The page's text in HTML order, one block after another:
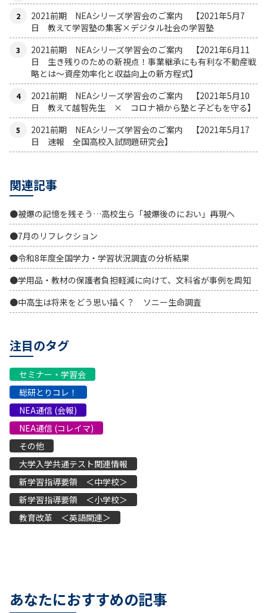
2021前期 NEAシリーズ学習会のご案内 【2021年5月7
日 教えて学習塾の集客×デジタル社会の学習塾
2021前期 NEAシリーズ学習会のご案内 【2021年6月11
日 生き残りのための新視点！事業継承にも有利な不動産戦
略とは〜資産効率化と収益向上の新方程式】
2021前期 NEAシリーズ学習会のご案内 【2021年5月10
日 教えて越智先生 × コロナ禍から塾と子どもを守る】
2021前期 NEAシリーズ学習会のご案内 【2021年5月17
日 速報 全国高校入試問題研究会】
関連記事
●被爆の記憶を残そう…高校生ら「被爆後のにおい」再現へ
●7月のリフレクション
●令和8年度全国学力・学習状況調査の分析結果
●学用品・教材の保護者負担軽減に向けて、文科省が事例を周知
●中高生は将来をどう思い描く？ ソニー生命調査
注目のタグ
セミナー・学習会
総研とりコレ！
NEA通信 (会報)
NEA通信 (コレイマ)
その他
大学入学共通テスト関連情報
新学習指導要領 ＜中学校＞
新学習指導要領 ＜小学校＞
教育改革 ＜英語関連＞
あなたにおすすめの記事